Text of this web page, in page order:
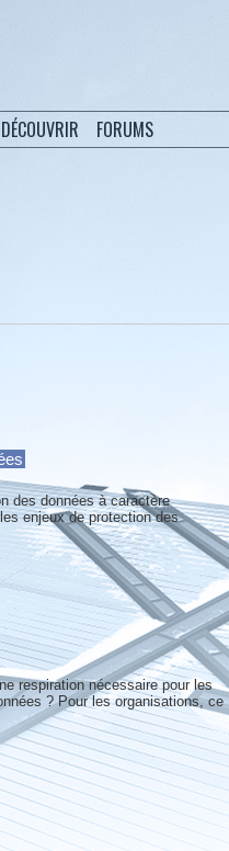
FORUMS
des données à caractère
enjeux de protection des
respiration nécessaire pour les
? Pour les organisations, ce